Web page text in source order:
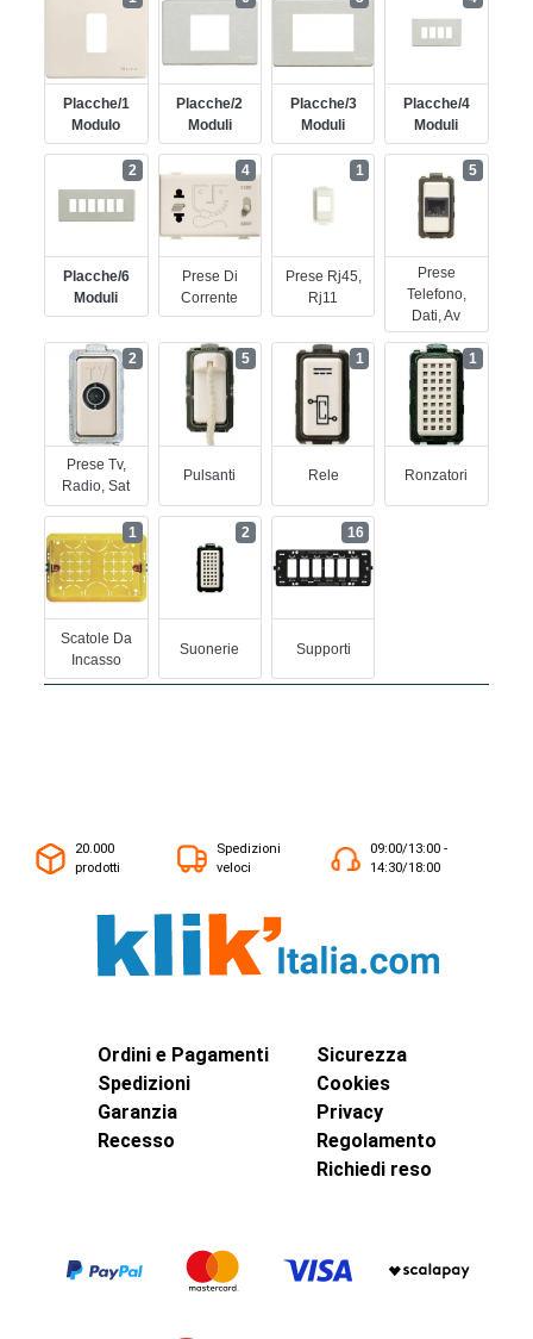
Placche/1
Modulo
Placche/2
Moduli
Placche/3
Moduli
Placche/4
Moduli
Placche/6
Moduli
2
Prese Di
Corrente
4
Prese Rj45,
Rj11
1
Prese
Telefono,
Dati, Av
5
Prese Tv,
Radio, Sat
2
Pulsanti
5
Rele
1
Ronzatori
1
Scatole Da
Incasso
1
Suonerie
2
Supporti
16
20.000
prodotti
Spedizioni
veloci
09:00/13:00 -
14:30/18:00
Ordini e Pagamenti
Spedizioni
Garanzia
Recesso
Sicurezza
Cookies
Privacy
Regolamento
Richiedi reso